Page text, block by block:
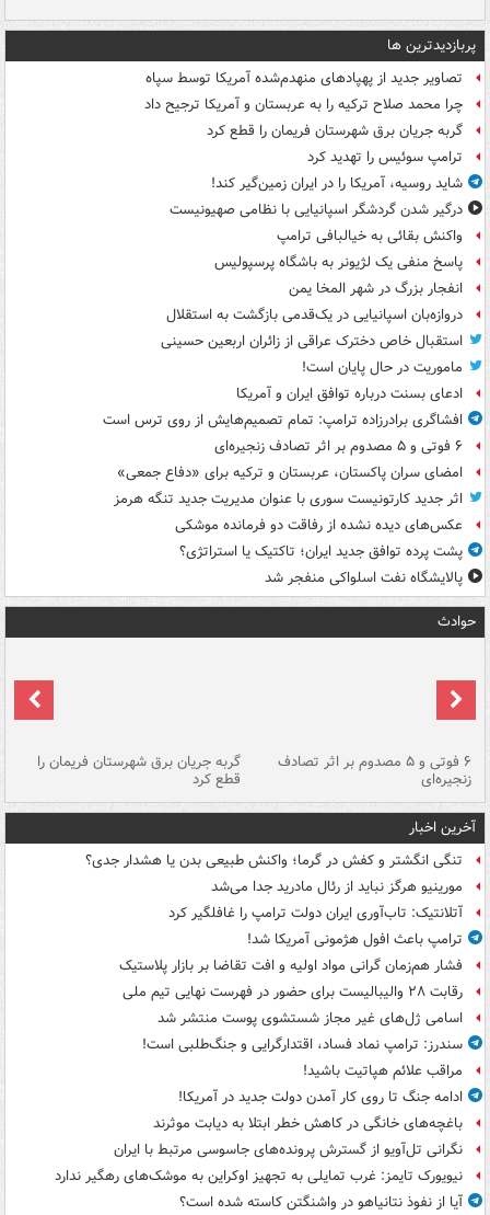
پربازدیدترین ها
تصاویر جدید از پهپادهای منهدم‌شده آمریکا توسط سپاه
چرا محمد صلاح ترکیه را به عربستان و آمریکا ترجیح داد
گربه جریان برق شهرستان فریمان را قطع کرد
ترامپ سوئیس را تهدید کرد
شاید روسیه، آمریکا را در ایران زمین‌گیر کند!
درگیر شدن گردشگر اسپانیایی با نظامی صهیونیست
واکنش بقائی به خیالبافی ترامپ
پاسخ منفی یک لژیونر به باشگاه پرسپولیس
انفجار بزرگ در شهر المخا یمن
دروازه‌بان اسپانیایی در یک‌قدمی بازگشت به استقلال
استقبال خاص دخترک عراقی از زائران اربعین حسینی
ماموریت در حال پایان است!
ادعای بسنت درباره توافق ایران و آمریکا
افشاگری برادرزاده ترامپ: تمام تصمیم‌هایش از روی ترس است
۶ فوتی و ۵ مصدوم بر اثر تصادف زنجیره‌ای
امضای سران پاکستان، عربستان و ترکیه برای «دفاع جمعی»
اثر جدید کارتونیست سوری با عنوان مدیریت جدید تنگه هرمز
عکس‌های دیده نشده از رفاقت دو فرمانده‌ موشکی
پشت پرده توافق جدید ایران؛ تاکتیک یا استراتژی؟
پالایشگاه نفت اسلواکی منفجر شد
حوادث
۶ فوتی و ۵ مصدوم بر اثر تصادف
زنجیره‌ای
گربه جریان برق شهرستان فریمان را
قطع کرد
آخرین اخبار
تنگی انگشتر و کفش در گرما؛ واکنش طبیعی بدن یا هشدار جدی؟
مورینیو هرگز نباید از رئال مادرید جدا می‌شد
آتلانتیک: تاب‌آوری ایران دولت ترامپ را غافلگیر کرد
ترامپ باعث افول هژمونی آمریکا شد!
فشار هم‌زمان گرانی مواد اولیه و افت تقاضا بر بازار پلاستیک
رقابت ۲۸ والیبالیست برای حضور در فهرست نهایی تیم ملی
اسامی ژل‌های غیر مجاز شستشوی پوست منتشر شد
سندرز: ترامپ نماد فساد، اقتدارگرایی و جنگ‌طلبی است!
مراقب علائم هپاتیت باشید!
ادامه جنگ تا روی کار آمدن دولت جدید در آمریکا!
باغچه‌های خانگی در کاهش خطر ابتلا به دیابت موثرند
نگرانی تل‌آویو از گسترش پرونده‌های جاسوسی مرتبط با ایران
نیویورک تایمز: غرب تمایلی به تجهیز اوکراین به موشک‌های رهگیر ندارد
آیا از نفوذ نتانیاهو در واشنگتن کاسته شده است؟